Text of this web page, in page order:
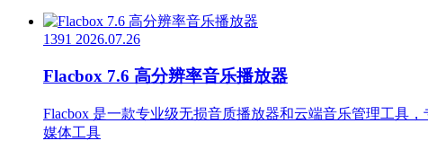
1391 2026.07.26
Flacbox 7.6 高分辨率音乐播放器
Flacbox 是一款专业级无损音质播放器和云端音乐管理工具
媒体工具